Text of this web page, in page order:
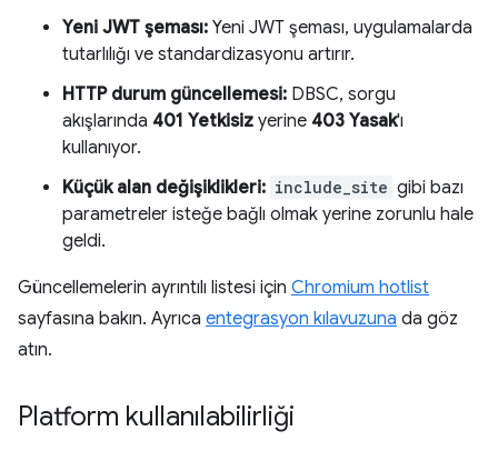
Yeni JWT şeması: Yeni JWT şeması, uygulamalarda
tutarlılığı ve standardizasyonu artırır.
HTTP durum güncellemesi: DBSC, sorgu
akışlarında 401 Yetkisiz yerine 403 Yasak'ı
kullanıyor.
Küçük alan değişiklikleri: include_site gibi bazı
parametreler isteğe bağlı olmak yerine zorunlu hale
geldi.
Güncellemelerin ayrıntılı listesi için Chromium hotlist
sayfasına bakın. Ayrıca entegrasyon kılavuzuna da göz
atın.
Platform kullanılabilirliği